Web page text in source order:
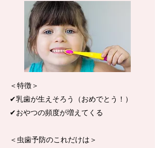
＜特徴＞
✔︎乳歯が生えそろう（おめでとう！）
✔︎おやつの頻度が増えてくる
＜虫歯予防のこれだけは＞